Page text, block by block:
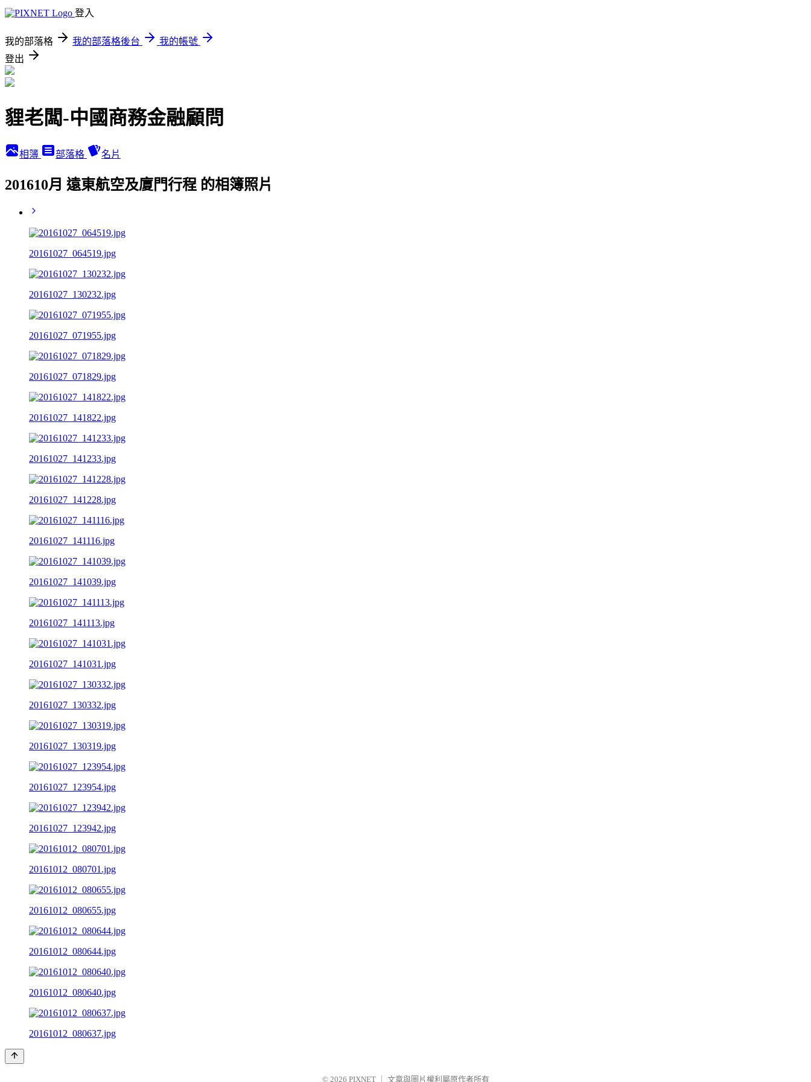
登入
我的部落格 我的部落格後台
我的帳號
登出
貍老闆-中國商務金融顧問
相簿 部落格 名片
201610月 遠東航空及廈門行程 的相簿照片
20161027_064519.jpg
20161027_130232.jpg
20161027_071955.jpg
20161027_071829.jpg
20161027_141822.jpg
20161027_141233.jpg
20161027_141228.jpg
20161027_141116.jpg
20161027_141039.jpg
20161027_141113.jpg
20161027_141031.jpg
20161027_130332.jpg
20161027_130319.jpg
20161027_123954.jpg
20161027_123942.jpg
20161012_080701.jpg
20161012_080655.jpg
20161012_080644.jpg
20161012_080640.jpg
20161012_080637.jpg
© 2026 PIXNET 文章與圖片權利屬原作者所有